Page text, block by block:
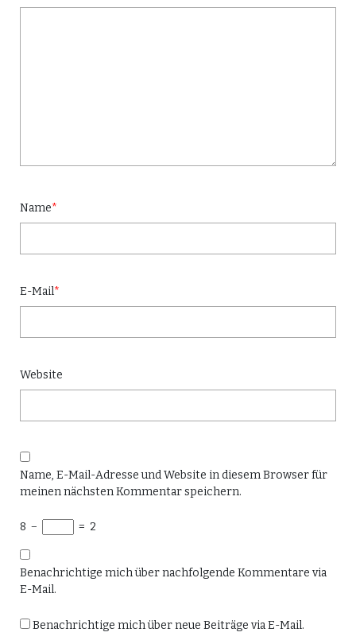
Name*
E-Mail*
Website
Name, E-Mail-Adresse und Website in diesem Browser für
meinen nächsten Kommentar speichern.
8 − = 2
Benachrichtige mich über nachfolgende Kommentare via
E-Mail.
Benachrichtige mich über neue Beiträge via E-Mail.